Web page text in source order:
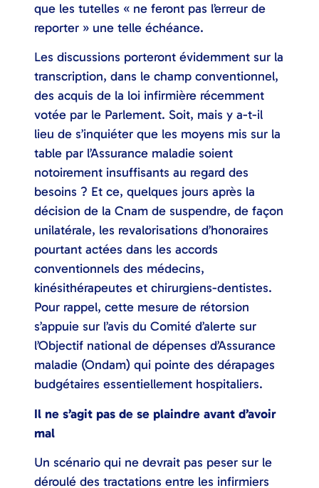
que les tutelles « ne feront pas l’erreur de
reporter » une telle échéance.
Les discussions porteront évidemment sur la
transcription, dans le champ conventionnel,
des acquis de la loi infirmière récemment
votée par le Parlement. Soit, mais y a-t-il
lieu de s’inquiéter que les moyens mis sur la
table par l’Assurance maladie soient
notoirement insuffisants au regard des
besoins ? Et ce, quelques jours après la
décision de la Cnam de suspendre, de façon
unilatérale, les revalorisations d’honoraires
pourtant actées dans les accords
conventionnels des médecins,
kinésithérapeutes et chirurgiens-dentistes.
Pour rappel, cette mesure de rétorsion
s’appuie sur l’avis du Comité d’alerte sur
l’Objectif national de dépenses d’Assurance
maladie (Ondam) qui pointe des dérapages
budgétaires essentiellement hospitaliers.
Il ne s’agit pas de se plaindre avant d’avoir
mal
Un scénario qui ne devrait pas peser sur le
déroulé des tractations entre les infirmiers